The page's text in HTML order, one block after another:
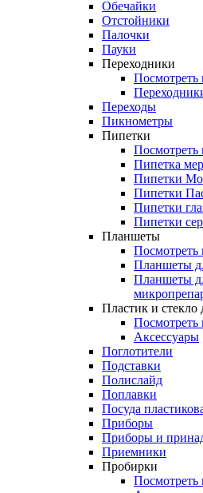
Обечайки
Отстойники
Палочки
Пауки
Переходники
Посмотреть
Переходы
Пикнометры
Пипетки
Посмотреть
Пипетка
Пипетки
Пипетки
Пипетки
Пипетки
Планшеты
Посмотреть
Планшеты
Планшеты
Пластик и стекло
Посмотреть
Аксессуары
Поглотители
Подставки
Полислайд
Поплавки
Посуда
Приборы
Приборы и
Приемники
Пробирки
Посмотреть